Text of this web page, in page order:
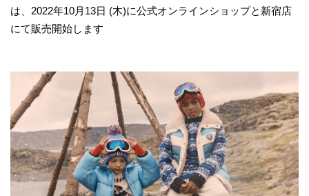
は、2022年10月13日 (木)に公式オンラインショップと新宿店
にて販売開始します